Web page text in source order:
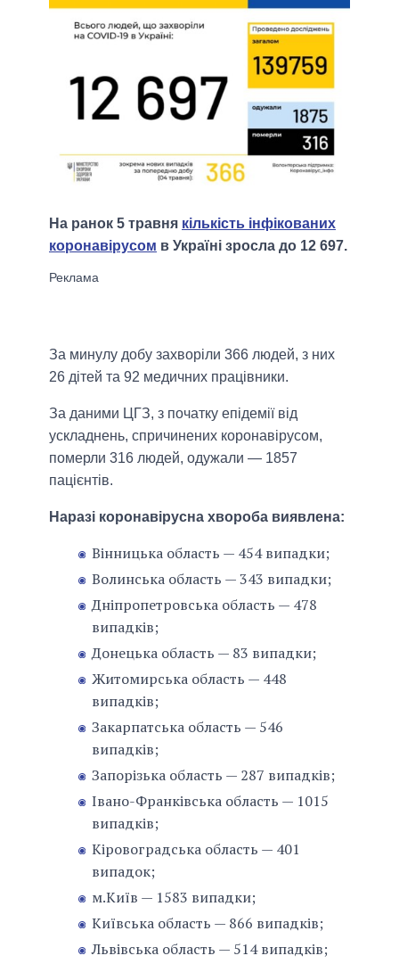
На ранок 5 травня кількість інфікованих
коронавірусом в Україні зросла до 12 697.
За минулу добу захворіли 366 людей, з них
26 дітей та 92 медичних працівники.
За даними ЦГЗ, з початку епідемії від
ускладнень, спричинених коронавірусом,
померли 316 людей, одужали — 1857
пацієнтів.
Наразі коронавірусна хвороба виявлена:
Вінницька область — 454 випадки;
Волинська область — 343 випадки;
Дніпропетровська область — 478
випадків;
Донецька область — 83 випадки;
Житомирська область — 448
випадків;
Закарпатська область — 546
випадків;
Запорізька область — 287 випадків;
Івано-Франківська область — 1015
випадків;
Кіровоградська область — 401
випадок;
м.Київ — 1583 випадки;
Київська область — 866 випадків;
Львівська область — 514 випадків;